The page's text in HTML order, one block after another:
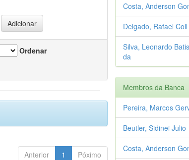
Ordenar
Anterior 1 Póximo
Costa, Anderson
Delgado, Rafael Coll
Silva, Leonardo
da
Membros da Banca
Pereira, Marcos
Beutler, Sidinei Julio
Costa, Anderson